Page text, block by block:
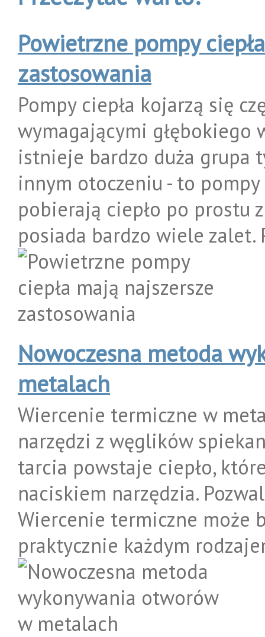
Powietrzne pompy
zastosowania
Pompy ciepła kojarzą się
wymagającymi głębokiego
istnieje bardzo duża grupa
innym otoczeniu - to
pobierają ciepło po prostu
posiada bardzo wiele zalet.
Nowoczesna metoda
metalach
Wiercenie termiczne w
narzędzi z węglików
tarcia powstaje ciepło,
naciskiem narzędzia.
Wiercenie termiczne może
praktycznie każdym